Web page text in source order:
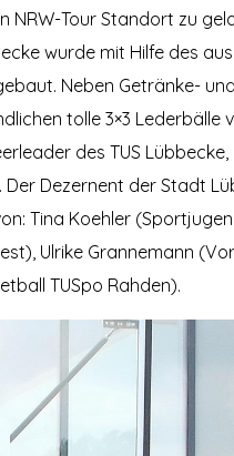
NRW-Tour Standort zu
wurde mit Hilfe des
Neben Getränke-
tolle 3×3 Lederbälle
des TUS
Dezernent der Stadt
Tina Koehler
Ulrike Grannemann
TUSpo Rahden).